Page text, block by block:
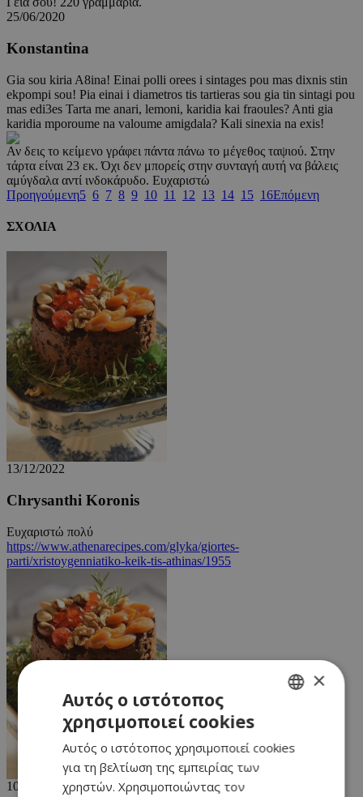
25/06/2020
Konstantina
Gia sou kiria A8ina! Einai polli orees i sintages pou mas dixnis stin
ekpompi sou! Pia einai i diametros tis tartieras sou gia tin sintagi pou
mas edi3es Tarta me anari, lemoni, karidia kai fraoules? Anti gia
karidia mporoume na valoume amigdala? Kali sinexia na exis!
Αν δεις το κείμενο γράφει πάντα πάνω το μέγεθος ταψιού. Στην
τάρτα είναι 23 εκ. Όχι δεν μπορείς στην συνταγή αυτή να βάλεις
αμύγδαλα αντί ινδοκάρυδο. Ευχαριστώ
Προηγούμενη5 6 7 8 9 10 11 12 13 14 15 16Επόμενη
ΣΧΟΛΙΑ
13/12/2022
Chrysanthi Koronis
Ευχαριστώ πολύ
https://www.athenarecipes.com/glyka/giortes-
parti/xristoygenniatiko-keik-tis-athinas/1955
10/12/2022
ENGLISH
×
Αυτός ο ιστότοπος
χρησιμοποιεί cookies
Αυτός ο ιστότοπος χρησιμοποιεί cookies
για τη βελτίωση της εμπειρίας των
χρηστών. Χρησιμοποιώντας τον